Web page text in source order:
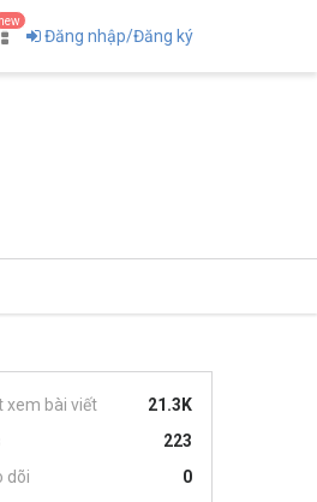
new
Đăng nhập/Đăng ký
xem bài viết
21.3K
223
dõi
0